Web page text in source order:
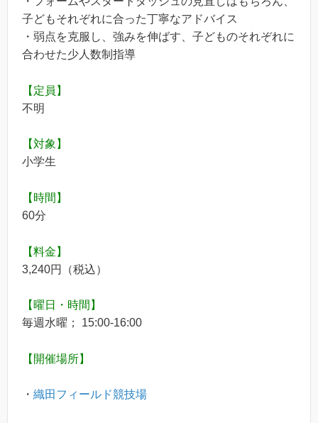
子どもそれぞれに合った丁寧なアドバイス
・弱点を克服し、強みを伸ばす、子どものそれぞれに
合わせた少人数制指導
【定員】
不明
【対象】
小学生
【時間】
60分
【料金】
3,240円（税込）
【曜日・時間】
毎週水曜； 15:00-16:00
【開催場所】
・ 織田フィールド競技場